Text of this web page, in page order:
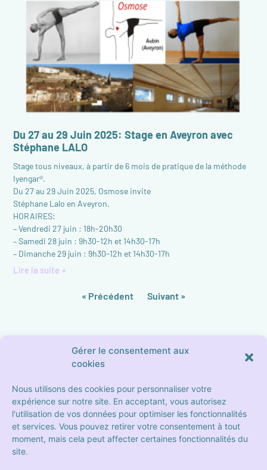
Gérer le consentement aux
cookies
Nous utilisons des cookies pour personnaliser votre
expérience sur notre site. En acceptant, vous autorisez
l'utilisation de vos données pour optimiser les fonctionnalités
et services. Vous pouvez retirer votre consentement à tout
moment, mais cela peut affecter certaines fonctionnalités du
site.
Du 27 au 29 Juin 2025: Stage en Aveyron avec
Stéphane LALO
Stage tous niveaux, à partir de 6 mois de pratique de la méthode
Iyengar®.
Du 27 au 29 Juin 2025, Osmose invite
Stéphane Lalo en Aveyron.
HORAIRES:
– Vendredi 27 juin : 18h-20h30
– Samedi 28 juin : 9h30-12h et 14h30-17h
– Dimanche 29 juin : 9h30-12h et 14h30-17h
Lire la suite »
« Précédent Suivant »
19 Place Sébastopol
13004 Marseille